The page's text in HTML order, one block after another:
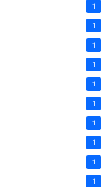
1
1
1
1
1
1
1
1
1
1